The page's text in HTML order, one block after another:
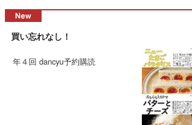
買い忘れなし！
年４回 dancyu予約購読